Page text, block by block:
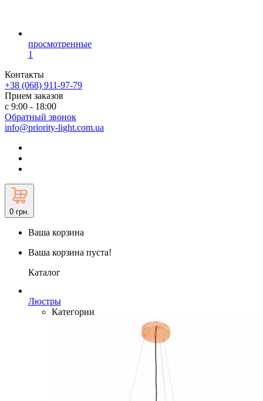
просмотренные
1
Контакты
+38 (068) 911-97-79
Прием заказов
с 9:00 - 18:00
Обратный звонок
info@priority-light.com.ua
0 грн.
Ваша корзина
Ваша корзина пуста!
Каталог
Люстры
Категории